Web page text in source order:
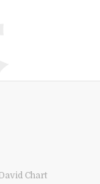
Chart